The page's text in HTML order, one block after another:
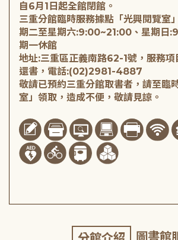
自6月1日起全館閉館。
三重分館臨時服務據點「光興閱覽室
期二至星期六:9:00~21:00、星期日
期一休館
地址:三重區正義南路62-1號，服務項
還書，電話:(02)2981-4887
敬請已預約三重分館取書者，請至臨
室」領取，造成不便，敬請見諒。
圖書館